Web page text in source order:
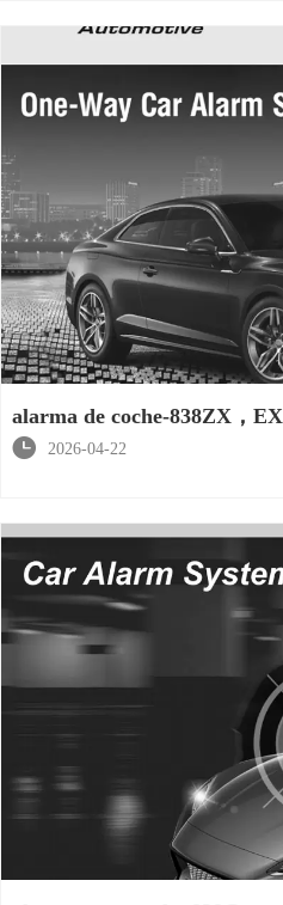
alarma de coche-838ZX，EX

2026-04-22